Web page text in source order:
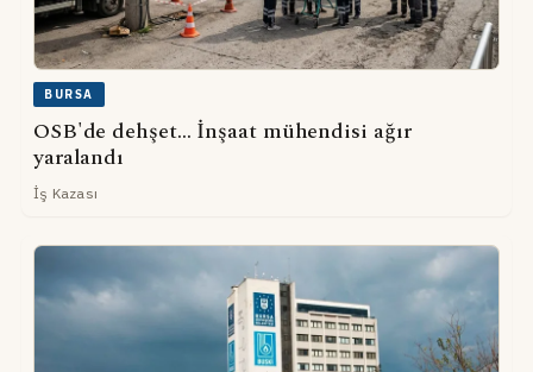
BURSA
OSB'de dehşet... İnşaat mühendisi ağır
yaralandı
İş Kazası